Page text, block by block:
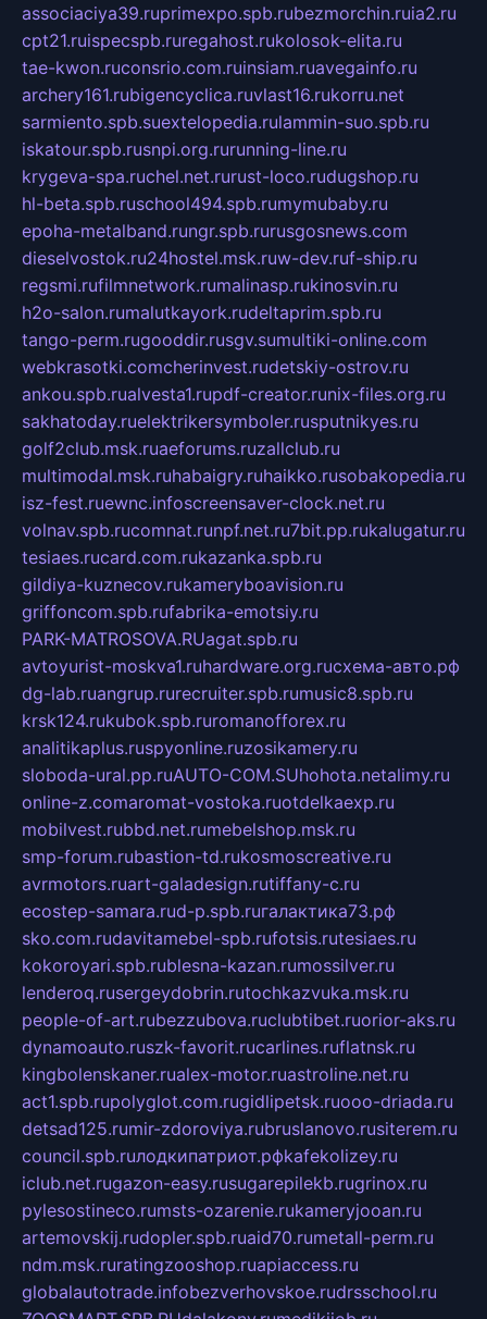
associaciya39.ruprimexpo.spb.rubezmorchin.ruia2.ru
cpt21.ruispecspb.ruregahost.rukolosok-elita.ru
tae-kwon.ruconsrio.com.ruinsiam.ruavegainfo.ru
archery161.rubigencyclica.ruvlast16.rukorru.net
sarmiento.spb.suextelopedia.rulammin-suo.spb.ru
iskatour.spb.rusnpi.org.rurunning-line.ru
krygeva-spa.ruchel.net.rurust-loco.rudugshop.ru
hl-beta.spb.ruschool494.spb.rumymubaby.ru
epoha-metalband.rungr.spb.rurusgosnews.com
dieselvostok.ru24hostel.msk.ruw-dev.ruf-ship.ru
regsmi.rufilmnetwork.rumalinasp.rukinosvin.ru
h2o-salon.rumalutkayork.rudeltaprim.spb.ru
tango-perm.rugooddir.rusgv.sumultiki-online.com
webkrasotki.comcherinvest.rudetskiy-ostrov.ru
ankou.spb.rualvesta1.rupdf-creator.runix-files.org.ru
sakhatoday.ruelektrikersymboler.rusputnikyes.ru
golf2club.msk.ruaeforums.ruzallclub.ru
multimodal.msk.ruhabaigry.ruhaikko.rusobakopedia.ru
isz-fest.ruewnc.infoscreensaver-clock.net.ru
volnav.spb.rucomnat.runpf.net.ru7bit.pp.rukalugatur.ru
tesiaes.rucard.com.rukazanka.spb.ru
gildiya-kuznecov.rukameryboavision.ru
griffoncom.spb.rufabrika-emotsiy.ru
PARK-MATROSOVA.RUagat.spb.ru
avtoyurist-moskva1.ruhardware.org.ruсхема-авто.рф
dg-lab.ruangrup.rurecruiter.spb.rumusic8.spb.ru
krsk124.rukubok.spb.ruromanofforex.ru
analitikaplus.ruspyonline.ruzosikamery.ru
sloboda-ural.pp.ruAUTO-COM.SUhohota.netalimy.ru
online-z.comaromat-vostoka.ruotdelkaexp.ru
mobilvest.rubbd.net.rumebelshop.msk.ru
smp-forum.rubastion-td.rukosmoscreative.ru
avrmotors.ruart-galadesign.rutiffany-c.ru
ecostep-samara.rud-p.spb.ruгалактика73.рф
sko.com.rudavitamebel-spb.rufotsis.rutesiaes.ru
kokoroyari.spb.rublesna-kazan.rumossilver.ru
lenderoq.rusergeydobrin.rutochkazvuka.msk.ru
people-of-art.rubezzubova.ruclubtibet.ruorior-aks.ru
dynamoauto.ruszk-favorit.rucarlines.ruflatnsk.ru
kingbolenskaner.rualex-motor.ruastroline.net.ru
act1.spb.rupolyglot.com.rugidlipetsk.ruooo-driada.ru
detsad125.rumir-zdoroviya.rubruslanovo.rusiterem.ru
council.spb.ruлодкипатриот.рфkafekolizey.ru
iclub.net.rugazon-easy.rusugarepilekb.rugrinox.ru
pylesostineco.rumsts-ozarenie.rukameryjooan.ru
artemovskij.rudopler.spb.ruaid70.rumetall-perm.ru
ndm.msk.ruratingzooshop.ruapiaccess.ru
globalautotrade.infobezverhovskoe.rudrsschool.ru